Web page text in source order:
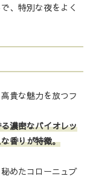
、特別な夜をよく
貴な魅力を放つフ
濃密なバイオレッ
香りが特徴。
めたコローニュブ